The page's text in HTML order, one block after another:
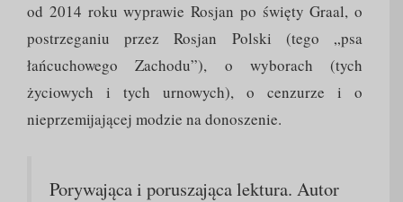
od 2014 roku wyprawie Rosjan po święty Graal, o
postrzeganiu przez Rosjan Polski (tego „psa
łańcuchowego Zachodu”), o wyborach (tych
życiowych i tych urnowych), o cenzurze i o
nieprzemijającej modzie na donoszenie.
Porywająca i poruszająca lektura. Autor